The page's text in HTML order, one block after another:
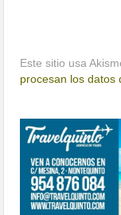
Este sitio usa
procesan los datos